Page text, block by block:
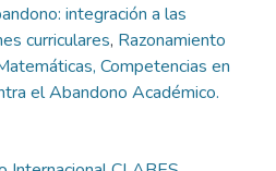
integración a las
curriculares, Razonamiento
Competencias en
el Abandono Académico.